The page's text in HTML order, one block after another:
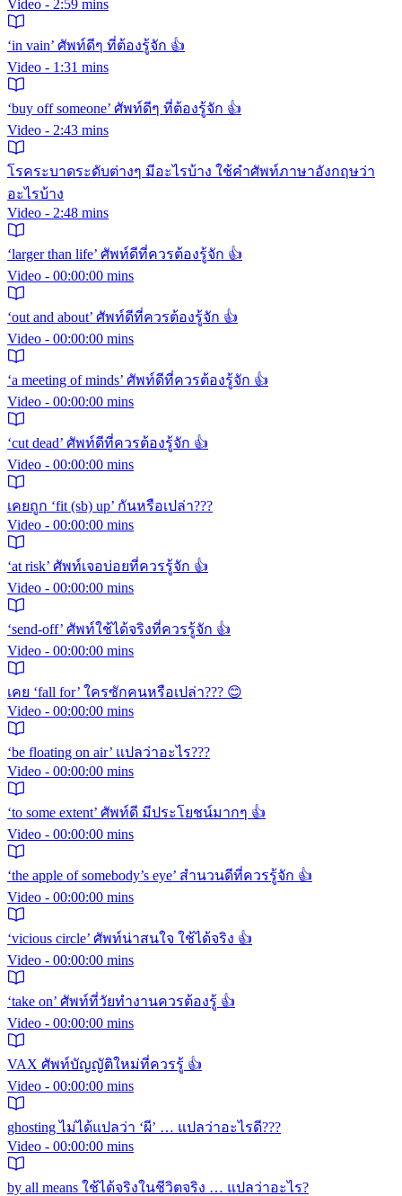
Video - 2:59 mins
‘in vain’ ศัพท์ดีๆ ที่ต้องรู้จัก 👍
Video - 1:31 mins
‘buy off someone’ ศัพท์ดีๆ ที่ต้องรู้จัก 👍
Video - 2:43 mins
โรคระบาดระดับต่างๆ มีอะไรบ้าง ใช้คำศัพท์ภาษาอังกฤษว่า
อะไรบ้าง
Video - 2:48 mins
‘larger than life’ ศัพท์ดีที่ควรต้องรู้จัก 👍
Video - 00:00:00 mins
‘out and about’ ศัพท์ดีที่ควรต้องรู้จัก 👍
Video - 00:00:00 mins
‘a meeting of minds’ ศัพท์ดีที่ควรต้องรู้จัก 👍
Video - 00:00:00 mins
‘cut dead’ ศัพท์ดีที่ควรต้องรู้จัก 👍
Video - 00:00:00 mins
เคยถูก ‘fit (sb) up’ กันหรือเปล่า???
Video - 00:00:00 mins
‘at risk’ ศัพท์เจอบ่อยที่ควรรู้จัก 👍
Video - 00:00:00 mins
‘send-off’ ศัพท์ใช้ได้จริงที่ควรรู้จัก 👍
Video - 00:00:00 mins
เคย ‘fall for’ ใครซักคนหรือเปล่า??? 😊
Video - 00:00:00 mins
‘be floating on air’ แปลว่าอะไร???
Video - 00:00:00 mins
‘to some extent’ ศัพท์ดี มีประโยชน์มากๆ 👍
Video - 00:00:00 mins
‘the apple of somebody’s eye’ สำนวนดีที่ควรรู้จัก 👍
Video - 00:00:00 mins
‘vicious circle’ ศัพท์น่าสนใจ ใช้ได้จริง 👍
Video - 00:00:00 mins
‘take on’ ศัพท์ที่วัยทำงานควรต้องรู้ 👍
Video - 00:00:00 mins
VAX ศัพท์บัญญัติใหม่ที่ควรรู้ 👍
Video - 00:00:00 mins
ghosting ไม่ได้แปลว่า ‘ผี’ … แปลว่าอะไรดี???
Video - 00:00:00 mins
by all means ใช้ได้จริงในชีวิตจริง … แปลว่าอะไร?